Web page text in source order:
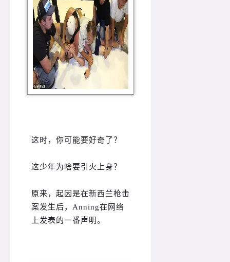
这时，你可能要好奇了？
这少年为啥要引火上身？
原来，起因是在新西兰枪击
案发生后，Anning在网络
上发表的一番声明。